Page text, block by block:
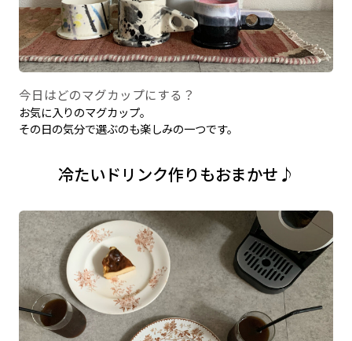
今日はどのマグカップにする？
お気に入りのマグカップ。
その日の気分で選ぶのも楽しみの一つです。
冷たいドリンク作りもおまかせ♪